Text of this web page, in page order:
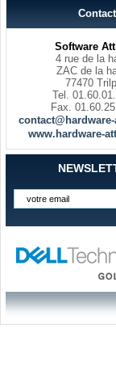
Contact
Software
4 rue de la
ZAC de la
77470
Tel.
Fax.
www.hardware-